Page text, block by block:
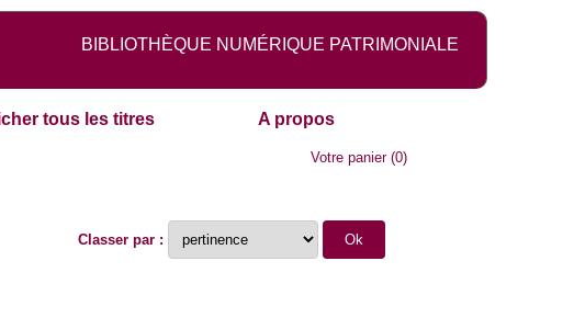
BIBLIOTHÈQUE NUMÉRIQUE PATRIMONIALE
tous les titres A propos
Votre panier(0)
Classer par :